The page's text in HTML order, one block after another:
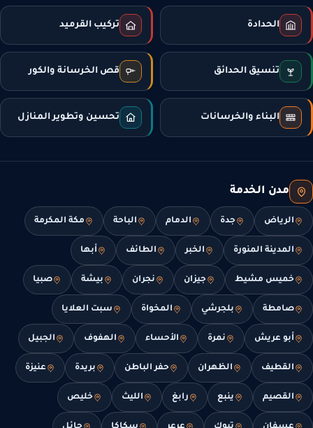
الحدادة تركيب القرميد
تنسيق الحدائق قص الخرسانة والكور
البناء والخرسانات تحسين وتطوير المنازل
مدن الخدمة
الرياض جدة الدمام الباحة مكة المكرمة
المدينة المنورة الخبر الطائف أبها
خميس مشيط جيزان نجران بيشة صبيا
صامطة بلجرشي المخواة سبت العلايا
أبو عريش نمرة الأحساء الهفوف الجبيل
القطيف الظهران حفر الباطن بريدة عنيزة
القصيم ينبع رابغ الليث خليص